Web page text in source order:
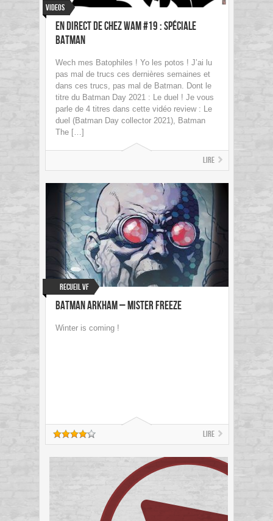
Videos
En direct de chez Wam #19 : Spéciale
BATMAN
Wech mes Batophiles ! Yo les potos ! J’ai lu
pas mal de trucs ces dernières semaines et
dans ces trucs, pas mal de Batman. Dont le
titre du Batman Day 2021 : Le duel ! Je vous
parle de 4 titres dans cette vidéo review : Le
duel (Batman Day collector 2021), Batman
The […]
Lire
Recueil VF
Batman Arkham – Mister Freeze
Winter is coming !
Lire